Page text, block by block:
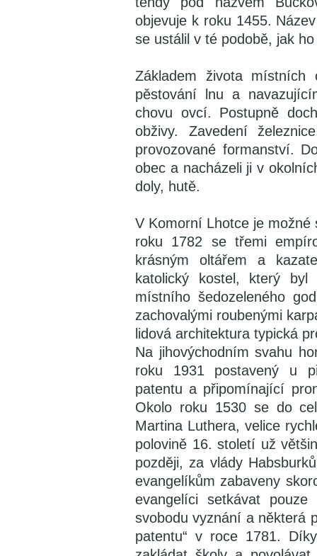
objevuje k roku 1455.
se ustálil v té podobě, jak
Základem života místních
pěstování lnu a
chovu ovcí. Postupně
obživy. Zavedení
provozované formanství.
obec a nacházeli ji v
doly, hutě.
V Komorní Lhotce je možné
roku 1782 se třemi
krásným oltářem a
katolický kostel, který
místního šedozeleného
zachovalými roubenými
lidová architektura typická
Na jihovýchodním svahu
roku 1931 postavený u
patentu a připomínající
Okolo roku 1530 se do
Martina Luthera, velice
polovině 16. století už
později, za vlády
evangelíkům zabaveny
evangelíci setkávat
svobodu vyznání a některá
patentu“ v roce 1781.